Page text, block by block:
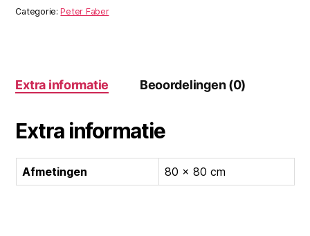
Categorie:Peter Faber
Extra informatie Beoordelingen (0)
Extra informatie
Afmetingen 80 × 80 cm